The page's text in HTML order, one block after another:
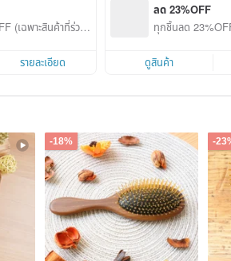
no marketing packaging.
and the highest quality is required in production.
refining technology, and pursuing
as appealing as other brands. Although I know
in by moving words, and it's easy to imitate the
us. It's okay if you don't buy a comb. You
chat about different brands of combs. Because
it and I share it.
(เฉพาะสินค้าที่ร่วมร
รายละเอียด
ลด 23%OFF
ทุกชิ้นลด
ดูสินค้า
-18% -